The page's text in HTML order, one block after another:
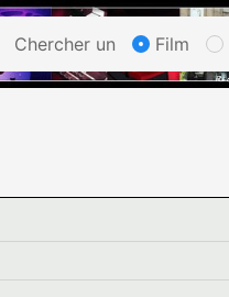
Chercher un Film